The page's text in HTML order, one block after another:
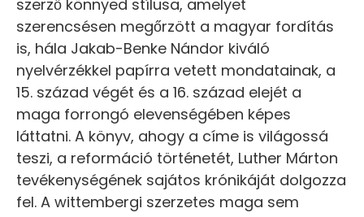
szerző könnyed stílusa, amelyet
szerencsésen megőrzött a magyar fordítás
is, hála Jakab-Benke Nándor kiváló
nyelvérzékkel papírra vetett mondatainak, a
15. század végét és a 16. század elejét a
maga forrongó elevenségében képes
láttatni. A könyv, ahogy a címe is világossá
teszi, a reformáció történetét, Luther Márton
tevékenységének sajátos krónikáját dolgozza
fel. A wittembergi szerzetes maga sem